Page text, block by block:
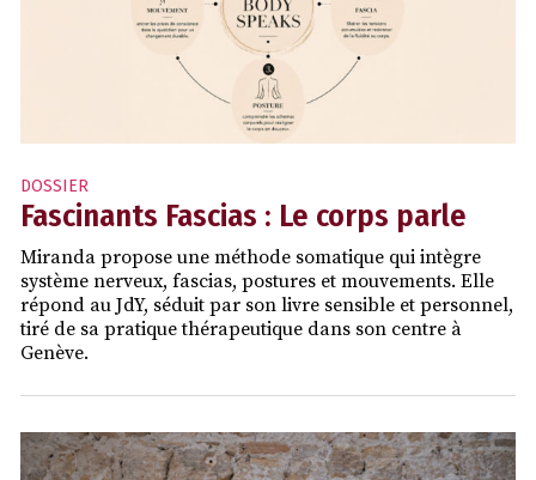
DOSSIER
Fascinants Fascias : Le corps parle
Miranda propose une méthode somatique qui intègre
système nerveux, fascias, postures et mouvements. Elle
répond au JdY, séduit par son livre sensible et personnel,
tiré de sa pratique thérapeutique dans son centre à
Genève.